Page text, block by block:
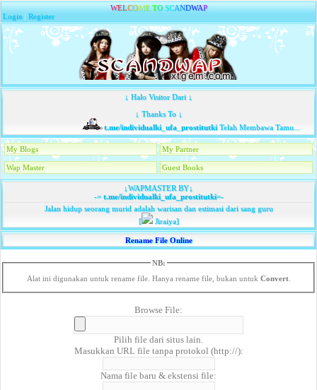
WELCOME TO SCANDWAP
Login |Register
↓ Halo Visitor Dari ↓
↓ Thanks To ↓
t.me/individualki_ufa_prostitutkiTelah Membawa Tamu...
My Blogs My Partner
Wap Master Guest Books
↓WAPMASTER BY↓
-=t.me/individualki_ufa_prostitutki=-
Jalan hidup seorang murid adalah warisan dan estimasi dari sang guru
[
Jiraiya]
Rename File Online
NB:
Alat ini digunakan untuk rename file. Hanya rename file, bukan untuk Convert.
Browse File:
Pilih file dari situs lain.
Masukkan URL file tanpa protokol (http://):
Nama file baru & ekstensi file: